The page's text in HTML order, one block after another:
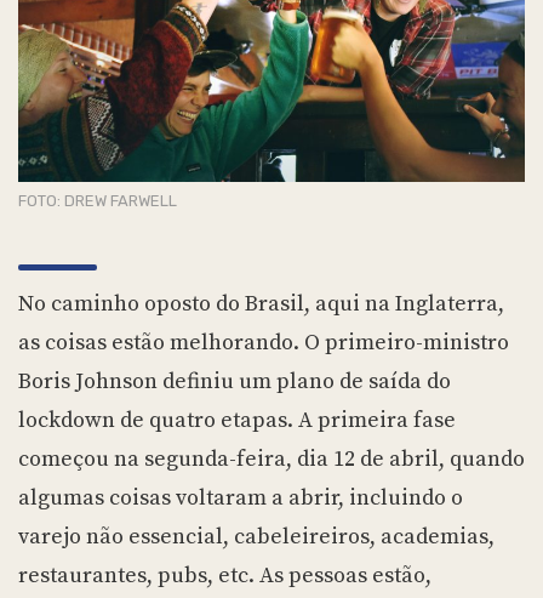
FOTO: DREW FARWELL
No caminho oposto do Brasil, aqui na Inglaterra,
as coisas estão melhorando. O primeiro-ministro
Boris Johnson definiu um plano de saída do
lockdown de quatro etapas. A primeira fase
começou na segunda-feira, dia 12 de abril, quando
algumas coisas voltaram a abrir, incluindo o
varejo não essencial, cabeleireiros, academias,
restaurantes, pubs, etc. As pessoas estão,